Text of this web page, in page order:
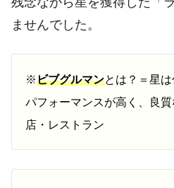
ませんでした。
※ビブグルマンとは？＝星
パフォーマンスが高く、良
店・レストラン